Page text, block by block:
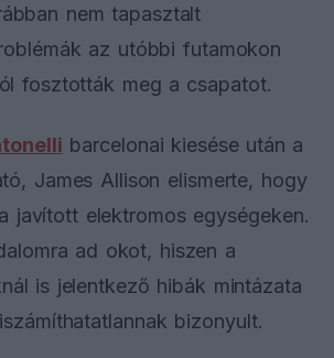
nem tapasztalt
az utóbbi futamokon
fosztották meg a csapatot.
barcelonai kiesése után a
James Allison elismerte, hogy
javított elektromos egységeken.
ad okot, hiszen a
is jelentkező hibák mintázata
bizonyult.